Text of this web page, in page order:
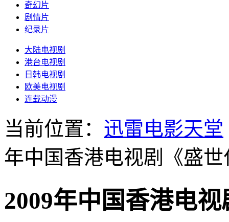
奇幻片
剧情片
纪录片
大陆电视剧
港台电视剧
日韩电视剧
欧美电视剧
连载动漫
当前位置： 迅雷电影天堂
年中国香港电视剧《盛
2009年中国香港电